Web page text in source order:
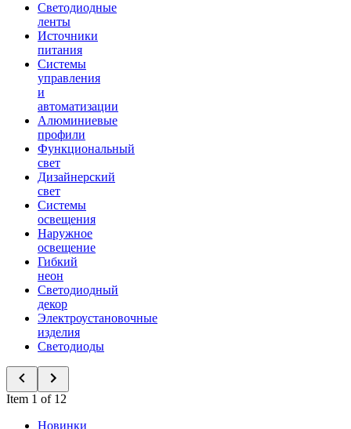
Светодиодные
ленты
Источники
питания
Системы
управления
и
автоматизации
Алюминиевые
профили
Функциональный
свет
Дизайнерский
свет
Системы
освещения
Наружное
освещение
Гибкий
неон
Светодиодный
декор
Электроустановочные
изделия
Светодиоды
Item 1 of 12
Новинки